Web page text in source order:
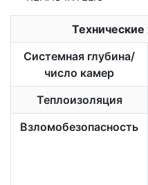
Технические
Системная глубина/
число камер
Теплоизоляция
Взломобезопасность